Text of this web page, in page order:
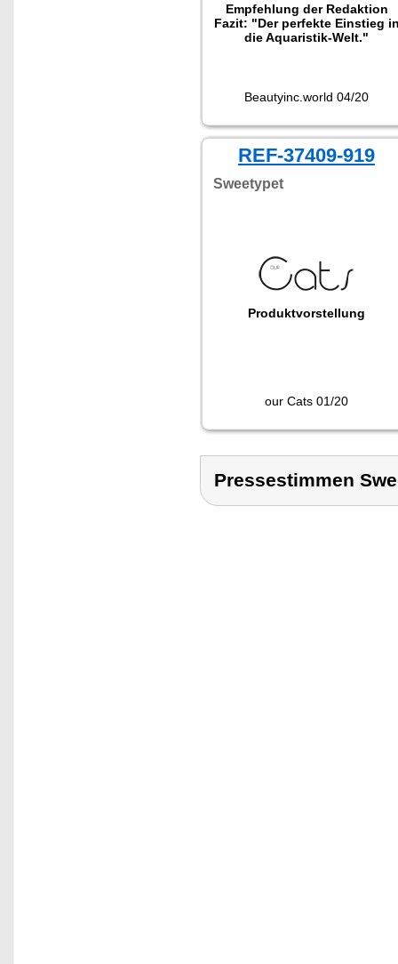
Empfehlung der Redaktion
Fazit: "Der perfekte Einstieg
die Aquaristik-Welt."
Beautyinc.world 04/20
REF-37409-919
Sweetypet
Produktvorstellung
our Cats 01/20
Pressestimmen